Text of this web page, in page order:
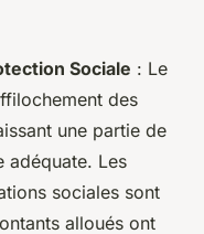
Sociale : Le
des
une partie de
adéquate. Les
sociales sont
alloués ont